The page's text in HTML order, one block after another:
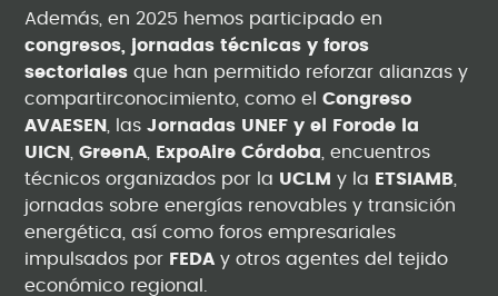
Además, en 2025 hemos participado en
congresos, jornadas técnicas y foros
sectoriales que han permitido reforzar alianzas y
compartirconocimiento, como elCongreso
AVAESEN
, lasJornadas UNEF y el Forode la
UICN
,GreenA ExpoAire Córdoba , encuentros
técnicos organizados por la UCLM y la ETSIAMB
jornadas sobre energías renovables y transición
energética, así como foros empresariales
impulsados por FEDA y otros agentes del tejido
económico regional.